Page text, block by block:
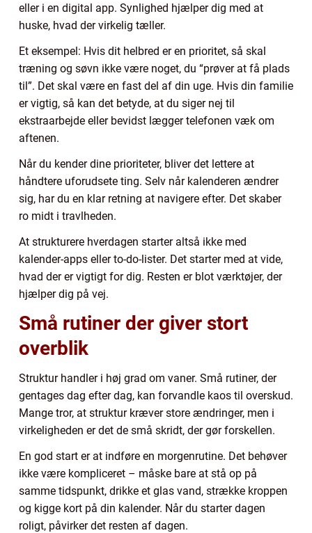
eller i en digital app. Synlighed hjælper dig med at
huske, hvad der virkelig tæller.
Et eksempel: Hvis dit helbred er en prioritet, så skal
træning og søvn ikke være noget, du “prøver at få plads
til”. Det skal være en fast del af din uge. Hvis din familie
er vigtig, så kan det betyde, at du siger nej til
ekstraarbejde eller bevidst lægger telefonen væk om
aftenen.
Når du kender dine prioriteter, bliver det lettere at
håndtere uforudsete ting. Selv når kalenderen ændrer
sig, har du en klar retning at navigere efter. Det skaber
ro midt i travlheden.
At strukturere hverdagen starter altså ikke med
kalender-apps eller to-do-lister. Det starter med at vide,
hvad der er vigtigt for dig. Resten er blot værktøjer, der
hjælper dig på vej.
Små rutiner der giver stort
overblik
Struktur handler i høj grad om vaner. Små rutiner, der
gentages dag efter dag, kan forvandle kaos til overskud.
Mange tror, at struktur kræver store ændringer, men i
virkeligheden er det de små skridt, der gør forskellen.
En god start er at indføre en morgenrutine. Det behøver
ikke være kompliceret – måske bare at stå op på
samme tidspunkt, drikke et glas vand, strække kroppen
og kigge kort på din kalender. Når du starter dagen
roligt, påvirker det resten af dagen.